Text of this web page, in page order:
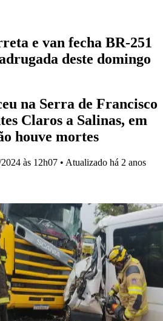
e van fecha BR-251
deste domingo
na Serra de Francisco
Claros a Salinas, em
houve mortes
às 12h07 • Atualizado há 2 anos